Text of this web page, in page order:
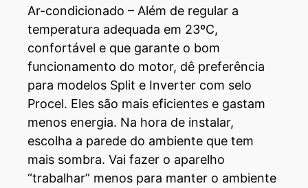
Ar-condicionado – Além de regular a
temperatura adequada em 23ºC,
confortável e que garante o bom
funcionamento do motor, dê preferência
para modelos Split e Inverter com selo
Procel. Eles são mais eficientes e gastam
menos energia. Na hora de instalar,
escolha a parede do ambiente que tem
mais sombra. Vai fazer o aparelho
“trabalhar” menos para manter o ambiente